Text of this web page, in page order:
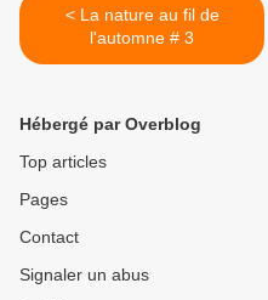
< La nature au fil de
l'automne # 3
Hébergé par Overblog
Top articles
Pages
Contact
Signaler un abus